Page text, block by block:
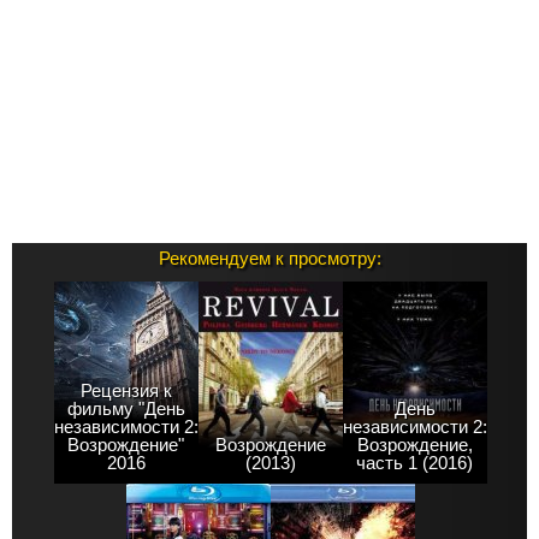
Рекомендуем к просмотру:
Рецензия к
фильму "День
независимости 2:
Возрождение"
2016
Возрождение
(2013)
День
независимости 2:
Возрождение,
часть 1 (2016)